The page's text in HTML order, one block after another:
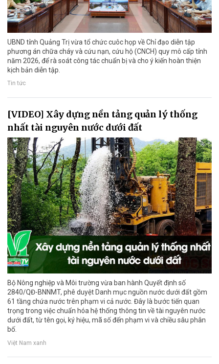
UBND tỉnh Quảng Trị vừa tổ chức cuôc họp về Chỉ đạo diễn tập
phương án chữa cháy và cứu nạn, cứu hộ (CNCH) quy mô cấp tỉnh
năm 2026, để rà soát công tác chuẩn bị và cho ý kiến hoàn thiện
kịch bản diễn tập.
Tin tức
[VIDEO] Xây dựng nền tảng quản lý thống
nhất tài nguyên nước dưới đất
Bộ Nông nghiệp và Môi trường vừa ban hành Quyết định số
2840/QĐ-BNNMT, phê duyệt Danh mục nguồn nước dưới đất gồm
61 tầng chứa nước trên phạm vi cả nước. Đây là bước tiến quan
trọng trong việc chuẩn hóa hệ thống thông tin về tài nguyên nước
dưới đất, từ tên gọi, ký hiệu, mã số đến phạm vi và chiều sâu phân
bố.
Việt Nam xanh